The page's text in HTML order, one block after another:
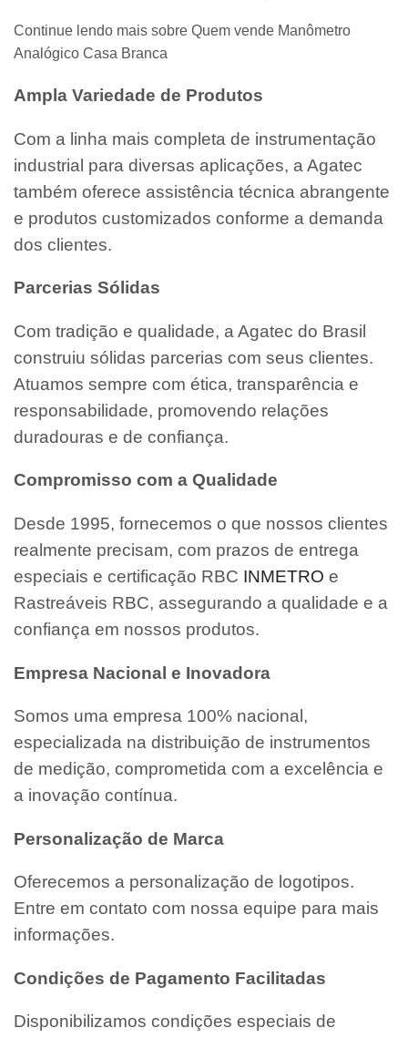
Continue lendo mais sobre Quem vende Manômetro
Analógico Casa Branca
Ampla Variedade de Produtos
Com a linha mais completa de instrumentação
industrial para diversas aplicações, a Agatec
também oferece assistência técnica abrangente
e produtos customizados conforme a demanda
dos clientes.
Parcerias Sólidas
Com tradição e qualidade, a Agatec do Brasil
construiu sólidas parcerias com seus clientes.
Atuamos sempre com ética, transparência e
responsabilidade, promovendo relações
duradouras e de confiança.
Compromisso com a Qualidade
Desde 1995, fornecemos o que nossos clientes
realmente precisam, com prazos de entrega
especiais e certificação RBC INMETRO e
Rastreáveis RBC, assegurando a qualidade e a
confiança em nossos produtos.
Empresa Nacional e Inovadora
Somos uma empresa 100% nacional,
especializada na distribuição de instrumentos
de medição, comprometida com a excelência e
a inovação contínua.
Personalização de Marca
Oferecemos a personalização de logotipos.
Entre em contato com nossa equipe para mais
informações.
Condições de Pagamento Facilitadas
Disponibilizamos condições especiais de